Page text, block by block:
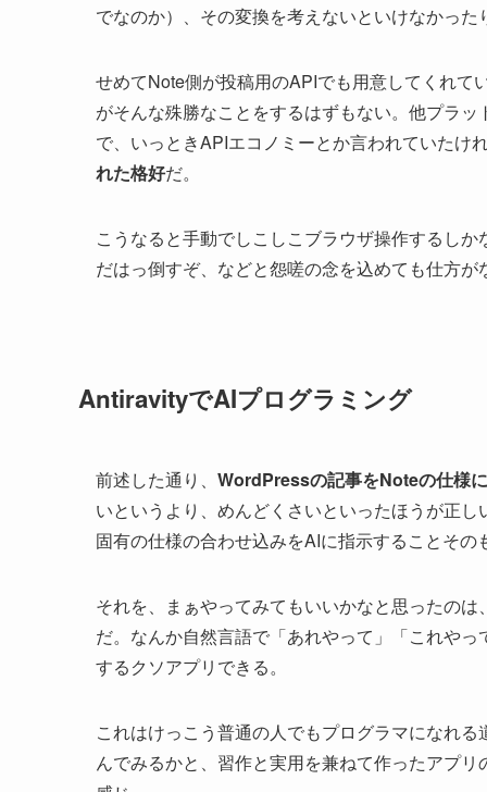
でなのか）、その変換を考えないといけなかった
せめてNote側が投稿用のAPIでも用意してくれ
がそんな殊勝なことをするはずもない。他プラ
で、いっときAPIエコノミーとか言われていたけ
れた格好だ。
こうなると手動でしこしこブラウザ操作するし
だはっ倒すぞ、などと怨嗟の念を込めても仕方
AntiravityでAIプログラミング
前述した通り、 WordPressの記事をNoteの仕様
いというより、めんどくさいといったほうが正
固有の仕様の合わせ込みをAIに指示することそ
それを、まぁやってみてもいいかなと思ったの
だ。なんか自然言語で「あれやって」「これや
するクソアプリできる。
これはけっこう普通の人でもプログラマになれ
んでみるかと、習作と実用を兼ねて作ったアプ